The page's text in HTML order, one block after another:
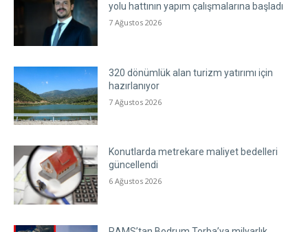
yolu hattının yapım çalışmalarına başladı
7 Ağustos 2026
320 dönümlük alan turizm yatırımı için
hazırlanıyor
7 Ağustos 2026
Konutlarda metrekare maliyet bedelleri
güncellendi
6 Ağustos 2026